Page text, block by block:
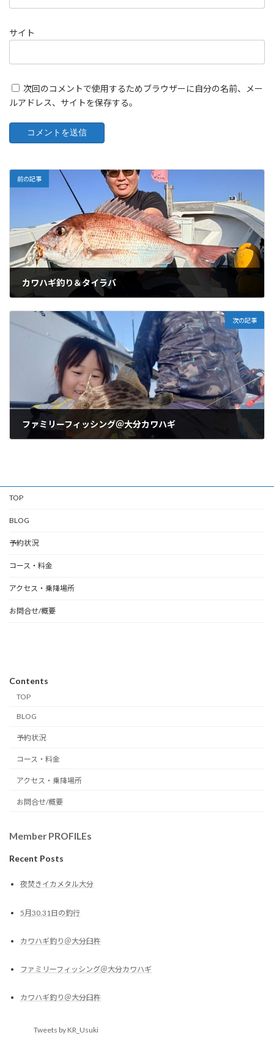
サイト
次回のコメントで使用するためブラウザーに自分の名前、メー
ルアドレス、サイトを保存する。
前の記事
カワハギ釣り＆タイラバ
次の記事
ファミリーフィッシング＠大分カワハギ
TOP
BLOG
予約状況
コース・料金
アクセス・乗降場所
お問合せ/概要
Contents
TOP
BLOG
予約状況
コース・料金
アクセス・乗降場所
お問合せ/概要
Member PROFILEs
Recent Posts
夜焚きイカメタル大分
5月30,31日の釣行
カワハギ釣り＠大分臼杵
ファミリーフィッシング＠大分カワハギ
カワハギ釣り＠大分臼杵
Tweets by KR_Usuki